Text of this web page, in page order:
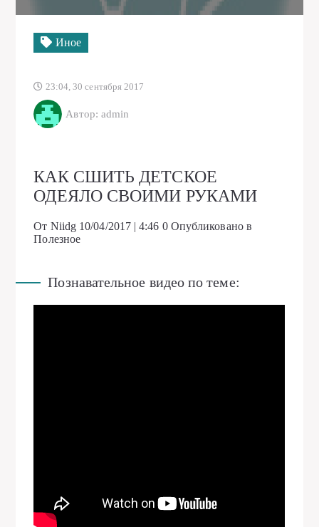
Иное
23:04, 30 сентября 2017
Автор: admin
КАК СШИТЬ ДЕТСКОЕ
ОДЕЯЛО СВОИМИ РУКАМИ
От Niidg 10/04/2017 | 4:46 0 Опубликовано в
Полезное
Познавательное видео по теме: